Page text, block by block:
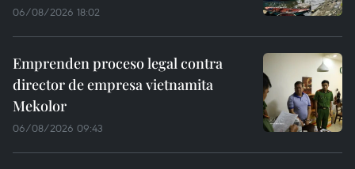
06/08/2026 18:02
Emprenden proceso legal contra
director de empresa vietnamita
Mekolor
06/08/2026 09:43